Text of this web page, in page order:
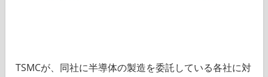
TSMCが、同社に半導体の製造を委託している各社に対